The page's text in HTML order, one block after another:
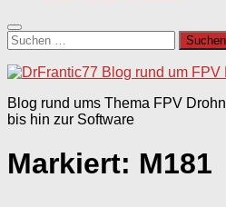
Suchen
nach:
Blog rund ums Thema FPV
bis hin zur Software
Markiert: M181